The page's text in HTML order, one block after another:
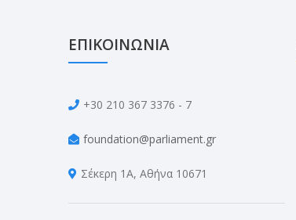
ΕΠΙΚΟΙΝΩΝΙΑ
+30 210 367 3376 - 7
foundation@parliament.gr
Σέκερη 1Α, Αθήνα 10671